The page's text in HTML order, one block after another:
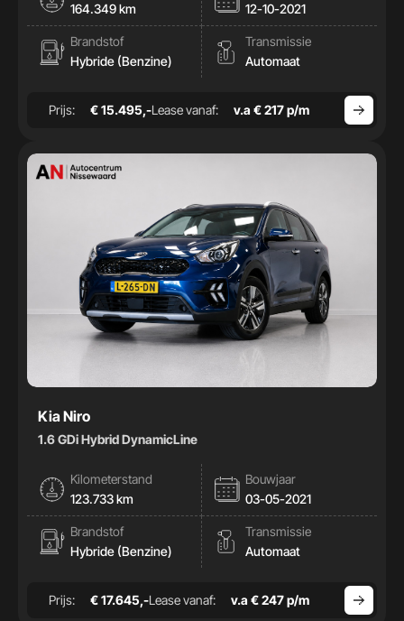
164.349 km
12-10-2021
Brandstof
Hybride (Benzine)
Transmissie
Automaat
Prijs: € 15.495,-Lease vanaf: v.a € 217 p/m
Kia Niro
1.6 GDi Hybrid DynamicLine
Kilometerstand
123.733 km
Bouwjaar
03-05-2021
Brandstof
Hybride (Benzine)
Transmissie
Automaat
Prijs: € 17.645,-Lease vanaf: v.a € 247 p/m